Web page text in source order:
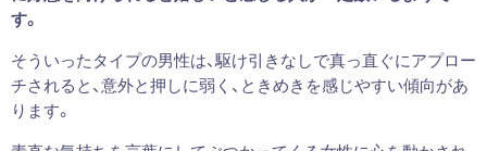
す。
そういったタイプの男性は、駆け引きなしで真っ直ぐにアプロー
チされると、意外と押しに弱く、ときめきを感じやすい傾向があ
ります。